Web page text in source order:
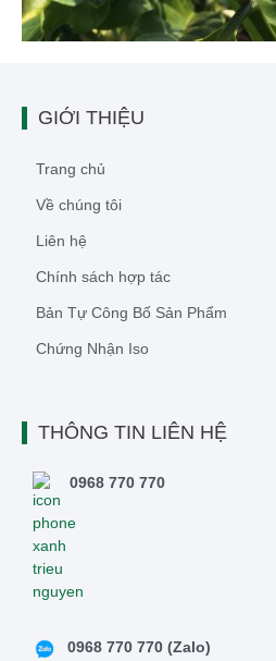
GIỚI THIỆU
Trang chủ
Về chúng tôi
Liên hệ
Chính sách hợp tác
Bản Tự Công Bố Sản Phẩm
Chứng Nhận Iso
THÔNG TIN LIÊN HỆ
0968 770 770
0968 770 770 (Zalo)